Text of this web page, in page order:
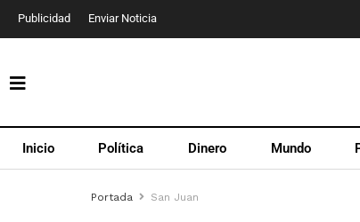
Publicidad Enviar Noticia
Inicio Política Dinero Mundo
Portada San Juan